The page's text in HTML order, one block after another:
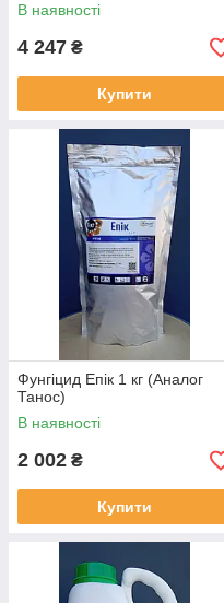
В наявності
4 247 ₴
Купити
Фунгіцид Епік 1 кг (Аналог
Танос)
В наявності
2 002 ₴
Купити